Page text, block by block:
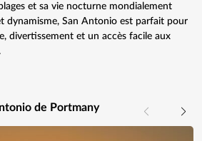
et sa vie nocturne mondialement
dynamisme, San Antonio est parfait pour
divertissement et un accès facile aux
de Portmany